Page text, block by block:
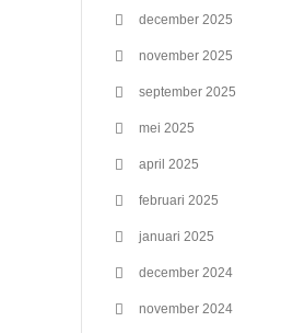
december 2025
november 2025
september 2025
mei 2025
april 2025
februari 2025
januari 2025
december 2024
november 2024